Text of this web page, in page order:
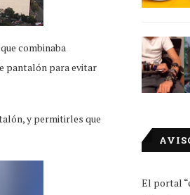
que combinaba
pantalón para evitar
y permitirles que
El portal